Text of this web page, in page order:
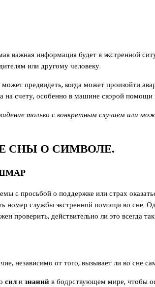
важная информация будет в экстренной
или другому человеку.
предвидеть, когда может произойти
счету, особенно в машине скорой
только с конкретным случаем или
СНЫ О СИМВОЛЕ.
с просьбой о поддержке или страх
службы экстренной помощи во сне.
проверить, действительно ли это всегда
независимо от того, вызывает ли во сне
силизнанийв бодрствующем мире, чтобы